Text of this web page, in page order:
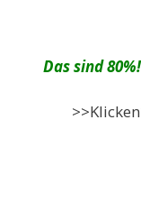
Das sind